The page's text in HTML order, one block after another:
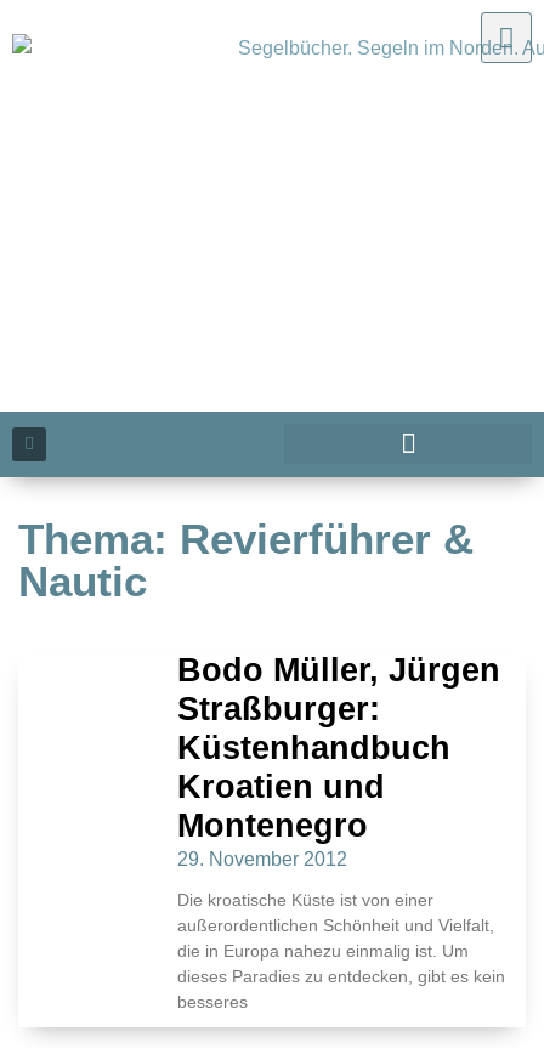
Thema: Revierführer &
Nautic
Bodo Müller, Jürgen
Straßburger:
Küstenhandbuch
Kroatien und
Montenegro
29. November 2012
Die kroatische Küste ist von einer
außerordentlichen Schönheit und Vielfalt,
die in Europa nahezu einmalig ist. Um
dieses Paradies zu entdecken, gibt es kein
besseres